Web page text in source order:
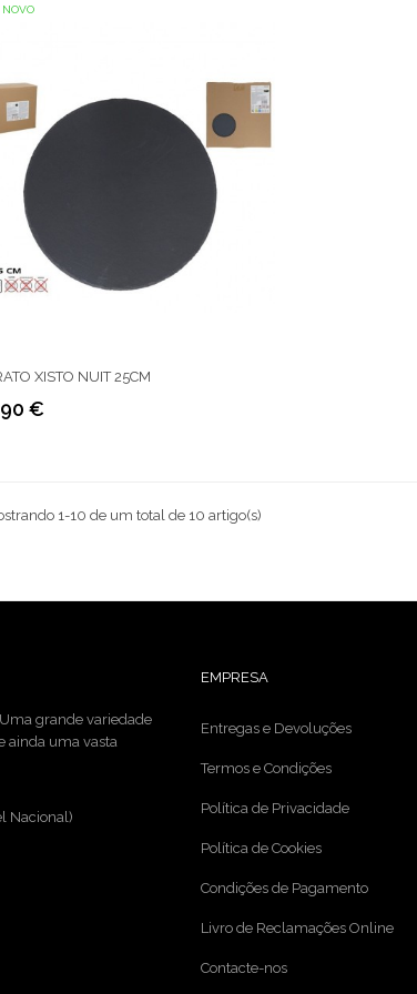
NOVO
XISTO NUIT 25CM
€
1-10 de um total de 10 artigo(s)
grande variedade
ainda uma vasta
Nacional)
EMPRESA
Entregas e Devoluções
Termos e Condições
Política de Privacidade
Política de Cookies
Condições de Pagamento
Livro de Reclamações Online
Contacte-nos